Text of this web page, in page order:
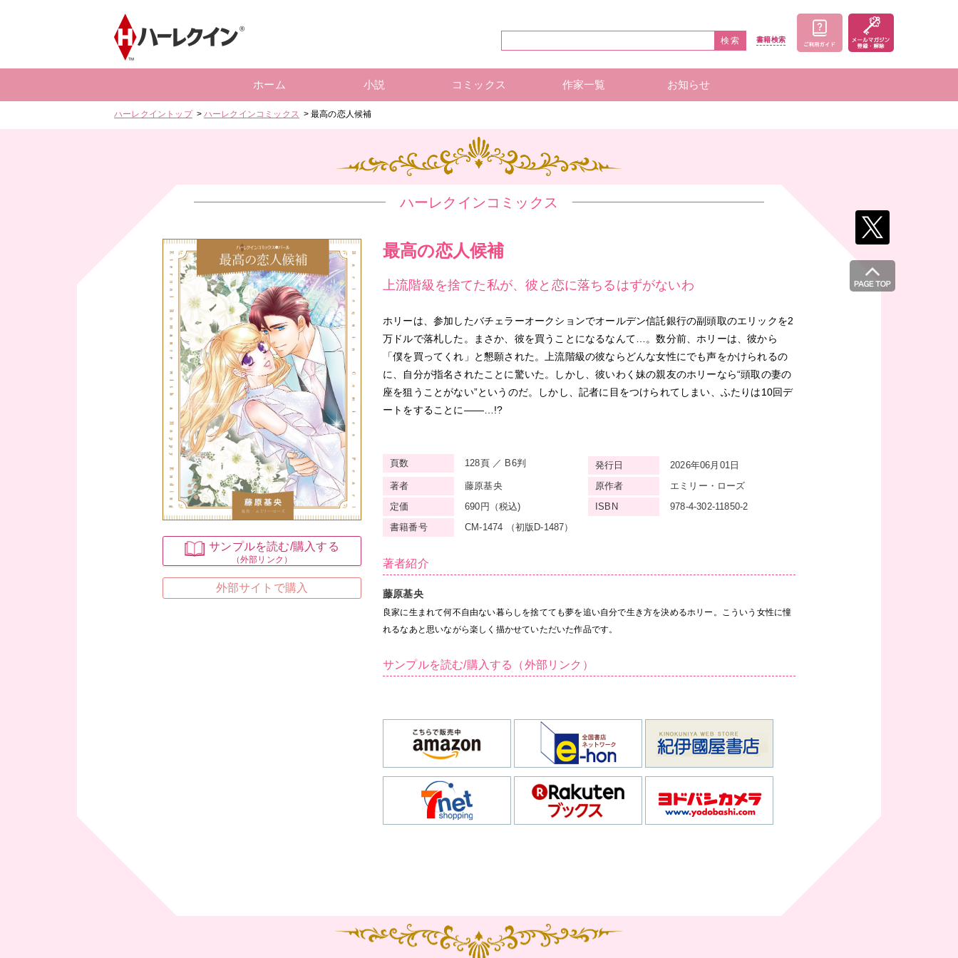
検索 書籍検索
ホーム 小説 コミックス 作家一覧 お知らせ
ハーレクイントップ ハーレクインコミックス 最高の恋人候補
ハーレクインコミックス
サンプルを読む/購入する
（外部リンク）
外部サイトで購入
最高の恋人候補
上流階級を捨てた私が、彼と恋に落ちるはずがないわ
ホリーは、参加したバチェラーオークションでオールデン信託銀行の副頭取のエリックを2
万ドルで落札した。まさか、彼を買うことになるなんて…。数分前、ホリーは、彼から
「僕を買ってくれ」と懇願された。上流階級の彼ならどんな女性にでも声をかけられるの
に、自分が指名されたことに驚いた。しかし、彼いわく妹の親友のホリーなら“頭取の妻の
座を狙うことがない”というのだ。しかし、記者に目をつけられてしまい、ふたりは10回デ
ートをすることに――…!?
頁数 128頁 ／ B6判 発行日
2026年06月01日
著者
藤原基央 原作者
エミリー・ローズ
定価
690円（税込) ISBN
978-4-302-11850-2
書籍番号
CM-1474 （初版D-1487）
著者紹介
藤原基央
良家に生まれて何不自由ない暮らしを捨てても夢を追い自分で生き方を決めるホリー。こういう女性に憧
れるなあと思いながら楽しく描かせていただいた作品です。
サンプルを読む/購入する（外部リンク）